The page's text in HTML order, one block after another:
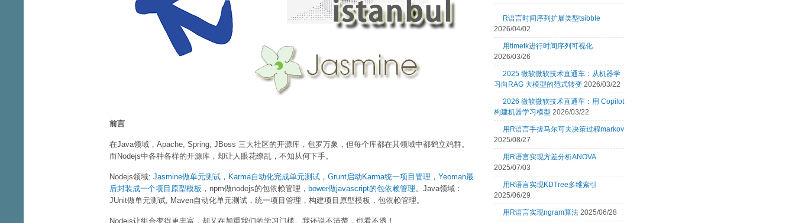
前言
在Java领域，Apache, Spring, JBoss 三大社区的开源库，包罗万象，但每个库都在其领域中都鹤立鸡群。
而Nodejs中各种各样的开源库，却让人眼花缭乱，不知从何下手。
Nodejs领域: Jasmine做单元测试 ， Karma自动化完成单元测试 ， Grunt启动Karma统一项目管理 ， Yeoman最
后封装成一个项目原型模板 ，npm做nodejs的包依赖管理， bower做javascript的包依赖管理。Java领域：
JUnit做单元测试, Maven自动化单元测试，统一项目管理，构建项目原型模板，包依赖管理。
Nodejs让组合变得更丰富，却又在加重我们的学习门槛。我还说不清楚，也看不透！
R语言时间序列扩展类型tsibble
2026/04/02
用timetk进行时间序列可视化
2026/03/26
2025 微软微软技术直通车：从机器学
习向RAG 大模型的范式转变 2026/03/22
2026 微软微软技术直通车：用 Copilot
构建机器学习模型 2026/03/22
用R语言手搓马尔可夫决策过程markov
2025/08/27
用R语言实现方差分析ANOVA
2025/07/03
用R语言实现KDTree多维索引
2025/06/29
用R语言实现ngram算法 2025/06/28